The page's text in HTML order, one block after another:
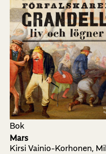
Bok
Mars
Kirsi Vainio-Korhonen,